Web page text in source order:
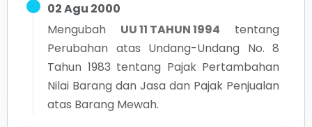
02 Agu 2000
Mengubah
UU 11 TAHUN 1994
tentang
Perubahan atas Undang-Undang No. 8
Tahun 1983 tentang Pajak Pertambahan
Nilai Barang dan Jasa dan Pajak Penjualan
atas Barang Mewah.